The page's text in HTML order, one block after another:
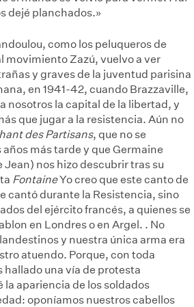
dejé planchados.»
como los peluqueros de
movimiento Zazú, vuelvo a ver
y graves de la juventud parisina
en 1941-42, cuando Brazzaville,
nosotros la capital de la libertad, y
que jugar a la resistencia. Aún no
des Partisans, que no se
más tarde y que Germaine
nos hizo descubrir tras su
FontaineYo creo que este canto de
cantó durante la Resistencia, sino
del ejército francés, a quienes se
en Londres o en Argel. . No
y nuestra única arma era
atuendo. Porque, con toda
una vía de protesta
apariencia de los soldados
oponíamos nuestros cabellos